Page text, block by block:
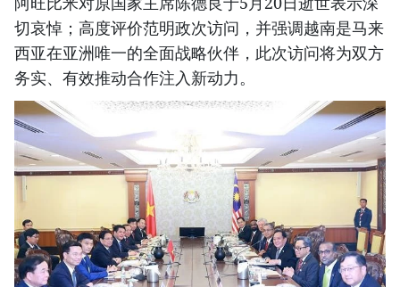
切哀悼；高度评价范明政次访问，并强调越南是马来
西亚在亚洲唯一的全面战略伙伴，此次访问将为双方
务实、有效推动合作注入新动力。